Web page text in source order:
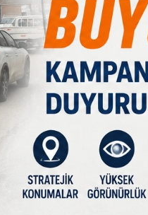
17580,79
%0,31